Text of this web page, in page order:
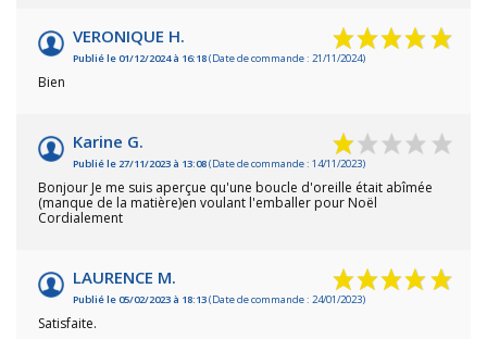
VERONIQUE H.
Publié le 01/12/2024 à 16:18(Date de commande : 21/11/2024)
Bien
Karine G.
Publié le 27/11/2023 à 13:08(Date de commande : 14/11/2023)
Bonjour Je me suis aperçue qu'une boucle d'oreille était abîmée
(manque de la matière)en voulant l'emballer pour Noël
Cordialement
LAURENCE M.
Publié le 05/02/2023 à 18:13(Date de commande : 24/01/2023)
Satisfaite.